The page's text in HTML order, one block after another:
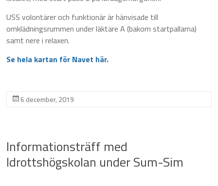
USS volontärer och funktionär är hänvisade till
omklädningsrummen under läktare A (bakom startpallarna)
samt nere i relaxen.
Se hela kartan för Navet här.
6 december, 2019
Informationsträff med
Idrottshögskolan under Sum-Sim